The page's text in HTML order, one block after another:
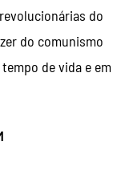
do
do comunismo
de vida e em